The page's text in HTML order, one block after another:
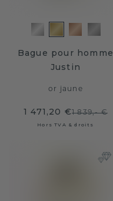
Bague pour homme
Justin
or jaune
1 471,20 €1 839,- €
Hors TVA & droits